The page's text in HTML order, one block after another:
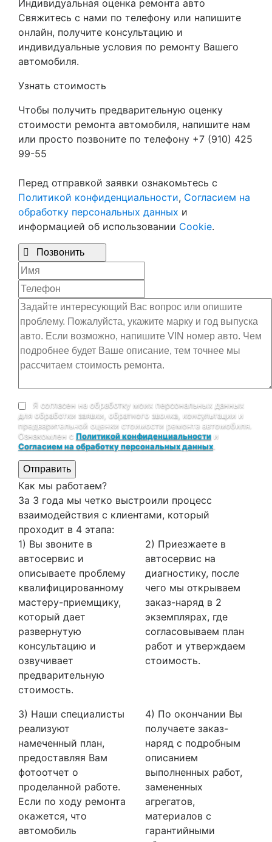
Индивидуальная оценка ремонта авто
Свяжитесь с нами по телефону или напишите
онлайн, получите консультацию и
индивидуальные условия по ремонту Вашего
автомобиля.
Узнать стоимость
Чтобы получить предварительную оценку
стоимости ремонта автомобиля, напишите нам
или просто позвоните по телефону +7 (910) 425
99-55
Перед отправкой заявки ознакомьтесь с
Политикой конфиденциальности, Согласием на
обработку персональных данных и
информацией об использовании Cookie.
 Позвонить
Я согласен на обработку моих персональных данных
для обработки заявки, обратного звонка, консультации и
предварительной оценки стоимости ремонта автомобиля.
Ознакомлен с Политикой конфиденциальности и
Согласием на обработку персональных данных
Отправить
Как мы работаем?
За 3 года мы четко выстроили процесс
взаимодействия с клиентами, который
проходит в 4 этапа:
1) Вы звоните в
автосервис и
описываете проблему
квалифицированному
мастеру-приемщику,
который дает
развернутую
консультацию и
озвучивает
предварительную
стоимость.
2) Приезжаете в
автосервис на
диагностику, после
чего мы открываем
заказ-наряд в 2
экземплярах, где
согласовываем план
работ и утверждаем
стоимость.
3) Наши специалисты
реализуют
намеченный план,
предоставляя Вам
фотоотчет о
проделанной работе.
Если по ходу ремонта
окажется, что
автомобиль
4) По окончании Вы
получаете заказ-
наряд с подробным
описанием
выполненных работ,
замененных
агрегатов,
материалов с
гарантийными